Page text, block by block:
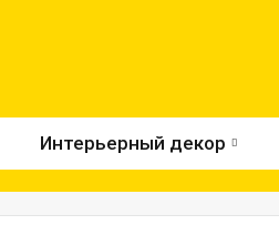
Интерьерный декор